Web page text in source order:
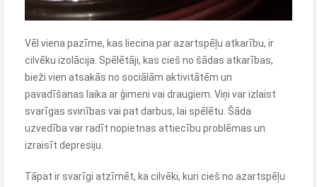
Vēl viena pazīme, kas liecina par azartspēļu atkarību, ir
cilvēku izolācija. Spēlētāji, kas cieš no šādas atkarības,
bieži vien atsakās no sociālām aktivitātēm un
pavadīšanas laika ar ģimeni vai draugiem. Viņi var izlaist
svarīgas svinības vai pat darbus, lai spēlētu. Šāda
uzvedība var radīt nopietnas attiecību problēmas un
izraisīt depresiju.
Tāpat ir svarīgi atzīmēt, ka cilvēki, kuri cieš no azartspēļu